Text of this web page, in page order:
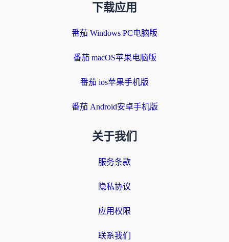
下载应用
番茄 Windows PC电脑版
番茄 macOS苹果电脑版
番茄 ios苹果手机版
番茄 Android安卓手机版
关于我们
服务条款
隐私协议
应用权限
联系我们